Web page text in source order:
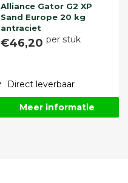
Alliance Gator G2 XP
Sand Europe 20 kg
antraciet
€46,20 per stuk
Direct leverbaar
Meer informatie